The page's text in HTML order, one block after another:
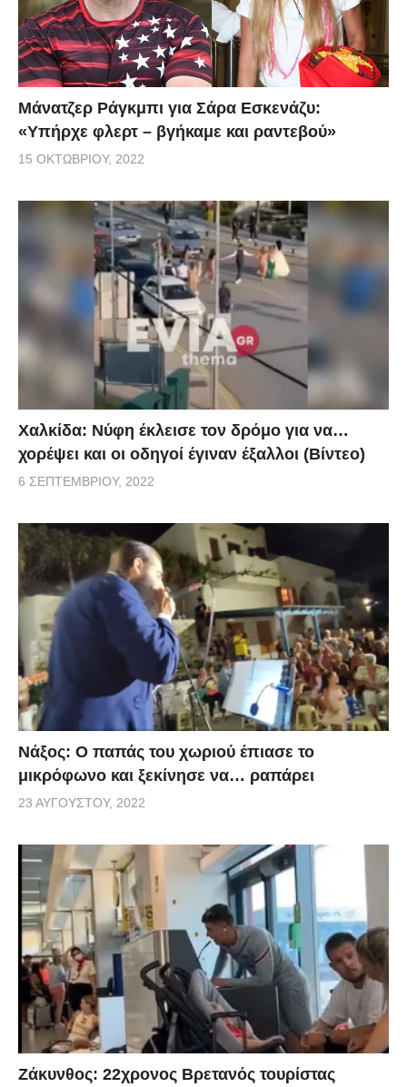
Μάνατζερ Ράγκμπι για Σάρα Εσκενάζυ:
«Υπήρχε φλερτ – βγήκαμε και ραντεβού»
15 ΟΚΤΩΒΡΊΟΥ, 2022
Χαλκίδα: Νύφη έκλεισε τον δρόμο για να…
χορέψει και οι οδηγοί έγιναν έξαλλοι (Βίντεο)
6 ΣΕΠΤΕΜΒΡΊΟΥ, 2022
Νάξος: Ο παπάς του χωριού έπιασε το
μικρόφωνο και ξεκίνησε να… ραπάρει
23 ΑΥΓΟΎΣΤΟΥ, 2022
Ζάκυνθος: 22χρονος Βρετανός τουρίστας